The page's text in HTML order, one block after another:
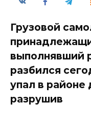
Грузовой
выполнявший
разбился
упал в районе
разрушив